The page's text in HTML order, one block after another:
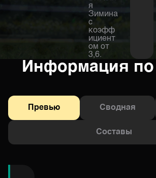
я
Зимина
с
коэфф
ициент
ом от
3,6.
Информация по
Превью Сводная
Составы